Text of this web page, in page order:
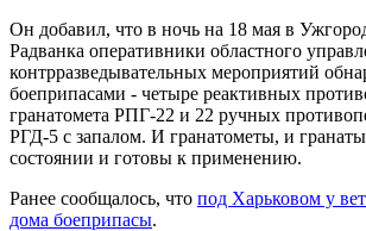
Он добавил, что в ночь на 18 мая в
Радванка оперативники областного
контрразведывательных мероприятий
боеприпасами - четыре реактивных
гранатомета РПГ-22 и 22 ручных
РГД-5 с запалом. И гранатометы, и
состоянии и готовы к применению.
Ранее сообщалось, что под Харьковом у
дома боеприпасы.